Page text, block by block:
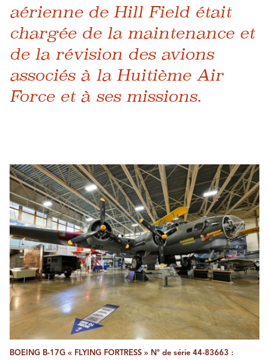
aérienne de Hill Field était
chargée de la maintenance et
de la révision des avions
associés à la Huitième Air
Force et à ses missions.
BOEING B-17G « FLYING FORTRESS » N° de série 44-83663 :